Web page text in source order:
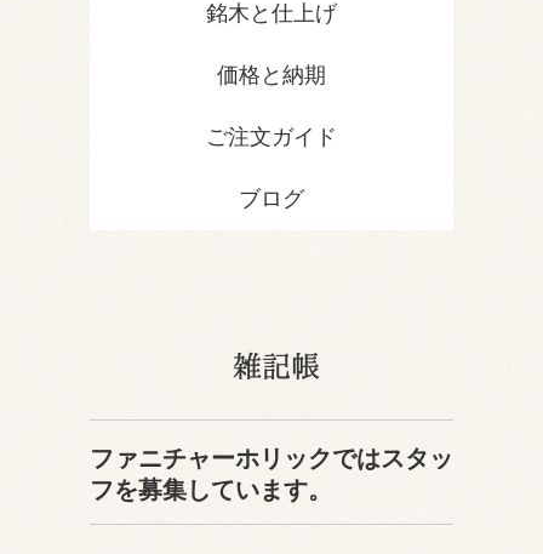
銘木と仕上げ
価格と納期
ご注文ガイド
ブログ
雑記帳
ファニチャーホリックではスタッ
フを募集しています。